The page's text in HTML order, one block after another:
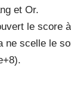
et Or.
le score
ne scelle le